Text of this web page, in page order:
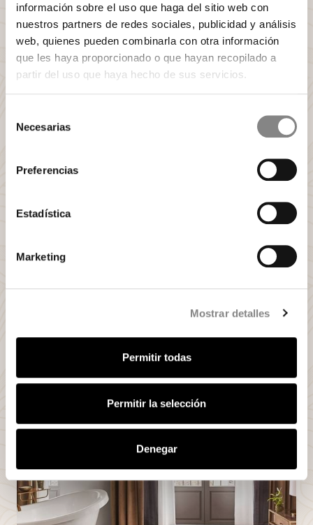
información sobre el uso que haga del sitio web con
nuestros partners de redes sociales, publicidad y análisis
web, quienes pueden combinarla con otra información
que les haya proporcionado o que hayan recopilado a
partir del uso que haya hecho de sus servicios.
Necesarias
Preferencias
Estadística
Marketing
Mostrar detalles
Permitir todas
Permitir la selección
Denegar
ABRIL 20, 2022